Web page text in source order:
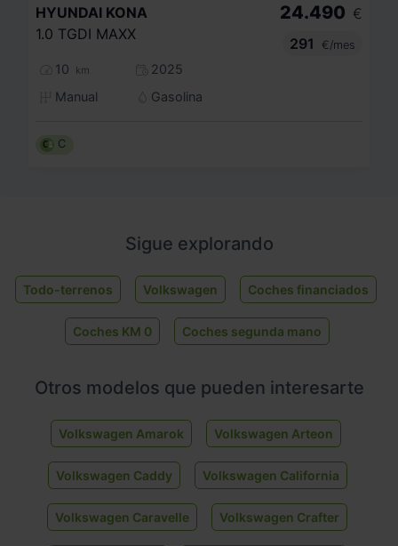
HYUNDAI KONA
1.0 TGDI MAXX
10 km
2025
Manual
Gasolina
24.490 €
291
€/mes
C
Sigue explorando
Todo-terrenos Volkswagen Coches financiados
Coches KM 0 Coches segunda mano
Otros modelos que pueden interesarte
Volkswagen Amarok Volkswagen Arteon
Volkswagen Caddy Volkswagen California
Volkswagen Caravelle Volkswagen Crafter